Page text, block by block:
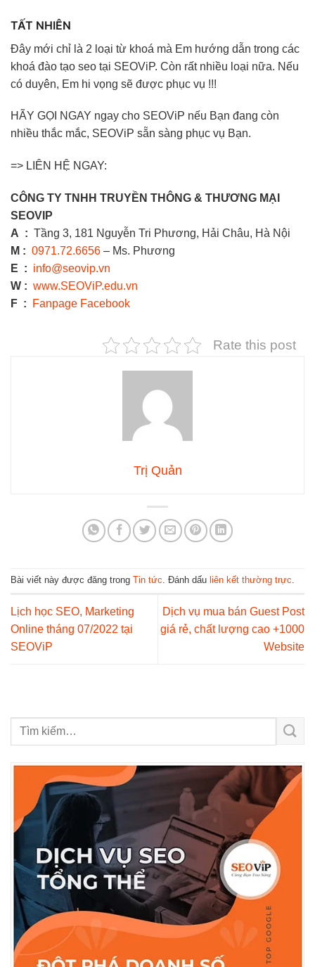
TẤT NHIÊN
Đây mới chỉ là 2 loại từ khoá mà Em hướng dẫn trong các
khoá đào tạo seo tại SEOViP. Còn rất nhiều loại nữa. Nếu
có duyên, Em hi vọng sẽ được phục vụ !!!
HÃY GỌI NGAY ngay cho SEOViP nếu Bạn đang còn
nhiều thắc mắc, SEOViP sẵn sàng phục vụ Bạn.
=> LIÊN HỆ NGAY:
CÔNG TY TNHH TRUYỀN THÔNG & THƯƠNG MẠI
SEOVIP
A : Tầng 3, 181 Nguyễn Tri Phương, Hải Châu, Hà Nội
M : 0971.72.6656 – Ms. Phương
E : info@seovip.vn
W : www.SEOViP.edu.vn
F :
Fanpage Facebook
Rate this post
Trị Quản
Bài viết này được đăng trong Tin tức. Đánh dấu liên kết thường trực.
Lịch học SEO, Marketing
Online tháng 07/2022 tại
SEOViP
Dịch vụ mua bán Guest Post
giá rẻ, chất lượng cao +1000
Website